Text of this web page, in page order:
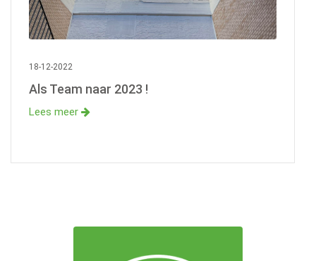
18-12-2022
Als Team naar 2023 !
Lees meer